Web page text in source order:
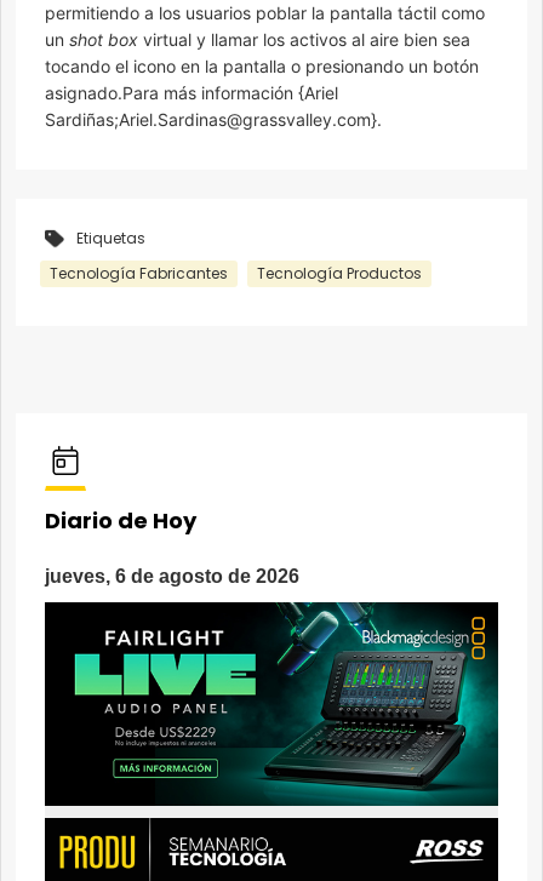
permitiendo a los usuarios poblar la pantalla táctil como
un shot box virtual y llamar los activos al aire bien sea
tocando el icono en la pantalla o presionando un botón
asignado.Para más información {Ariel
Sardiñas;Ariel.Sardinas@grassvalley.com}.
Etiquetas
Tecnología Fabricantes
Tecnología Productos
Diario de Hoy
jueves, 6 de agosto de 2026